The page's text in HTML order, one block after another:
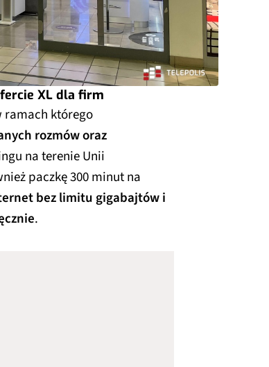
XL dla firm
ramach którego
rozmów oraz
na terenie Unii
paczkę 300 minut na
bez limitu gigabajtów i
.